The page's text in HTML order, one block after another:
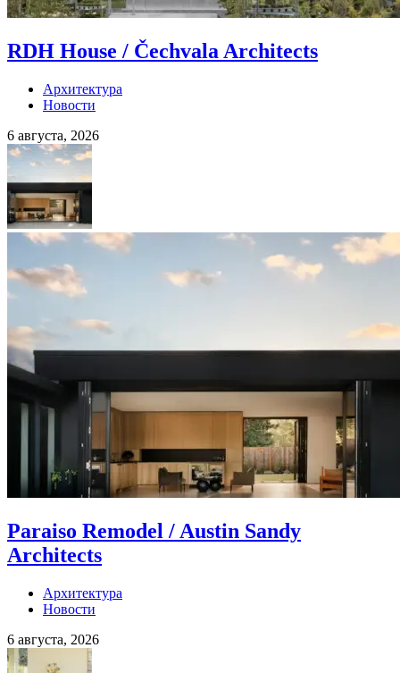
RDH House / Čechvala Architects
Архитектура
Новости
6 августа, 2026
Paraiso Remodel / Austin Sandy
Architects
Архитектура
Новости
6 августа, 2026